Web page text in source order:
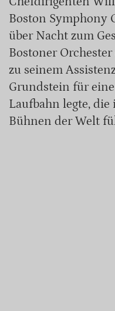
Boston Symphony
über Nacht zum
Bostoner
zu seinem
Grundstein für
Laufbahn legte,
Bühnen der Welt